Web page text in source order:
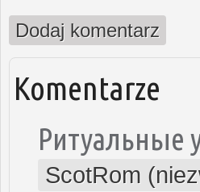
Dodaj komentarz
Komentarze
Ритуальные
ScotRom